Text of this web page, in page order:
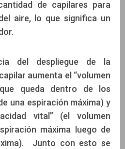
de capilares para
aire, lo que significa un
del despliegue de la
aumenta el “volumen
queda dentro de los
una espiración máxima) y
vital” (el volumen
máxima luego de
Junto con esto se